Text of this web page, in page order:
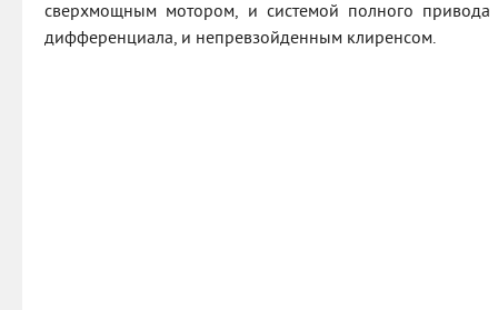
сверхмощным мотором, и системой полного
дифференциала, и непревзойденным клиренсом.